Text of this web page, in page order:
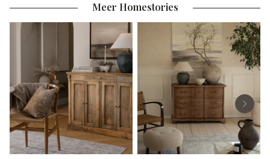
Meer Homestories